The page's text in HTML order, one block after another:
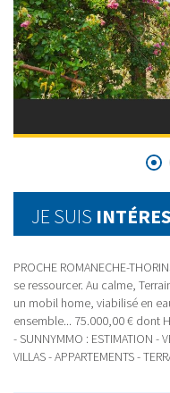
JE SUIS
PROCHE ROMANECHE-
se ressourcer. Au calme,
un mobil home, viabilisé en
ensemble... 75.000,00 € dont
- SUNNYMMO : ESTIMATION -
VILLAS - APPARTEMENTS -